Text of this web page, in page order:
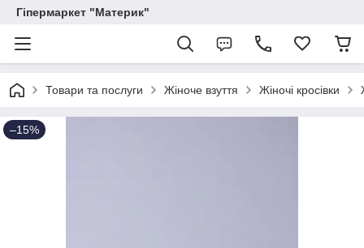
Гіпермаркет "Материк"
Товари та послуги Жіноче взуття Жіночі кросівки
–15%